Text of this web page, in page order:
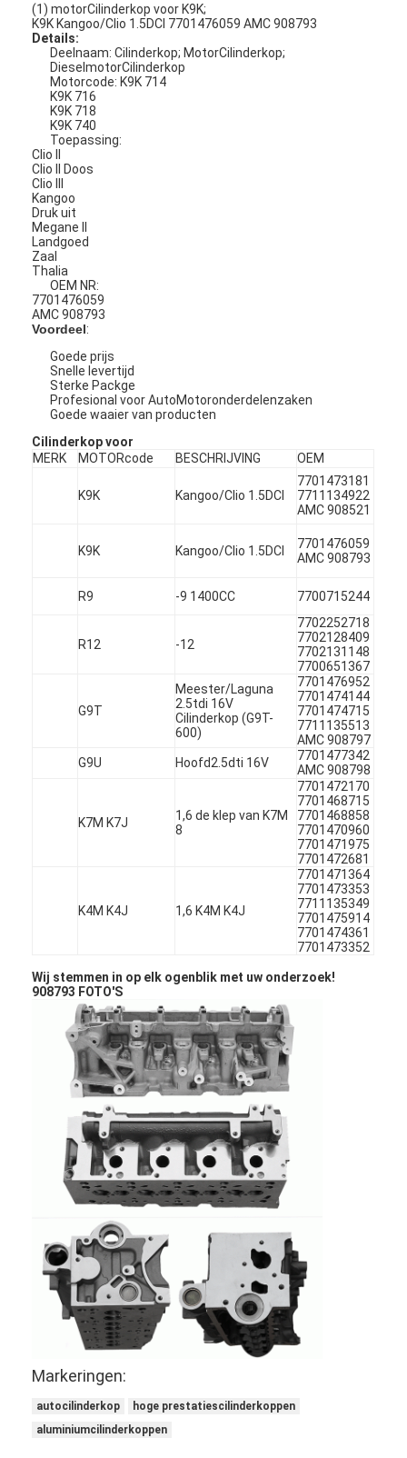
Producten
Video's
Over ons
Fabriekstocht
Kwaliteitscontrole
Neem contact met ons op
Chat Nu
het blok van de motorcilinder
VOLLEDIGE CILINDERKOP
MotorCilinderkop
motortrapas
(1) motorCilinderkop voor K9K;
K9K Kangoo/Clio 1.5DCI 7701476059 AMC 908793
Details:
Deelnaam: Cilinderkop; MotorCilinderkop;
DieselmotorCilinderkop
Motorcode: K9K 714
K9K 716
K9K 718
K9K 740
Toepassing:
Clio II
Clio II Doos
Clio III
Kangoo
Druk uit
Megane II
Landgoed
Zaal
Thalia
OEM NR:
7701476059
AMC 908793
Voordeel:
Goede prijs
Snelle levertijd
Sterke Packge
Profesional voor AutoMotoronderdelenzaken
Goede waaier van producten
Cilinderkop voor
MERK
MOTORcode BESCHRIJVING OEM
K9K Kangoo/Clio 1.5DCI
7701473181
7711134922
AMC 908521
K9K Kangoo/Clio 1.5DCI
7701476059
AMC 908793
R9 -9 1400CC 7700715244
R12 -12
7702252718
7702128409
7702131148
7700651367
G9T
Meester/Laguna
2.5tdi 16V
Cilinderkop (G9T-
600)
7701476952
7701474144
7701474715
7711135513
AMC 908797
G9U
Hoofd2.5dti 16V
7701477342
AMC 908798
K7M K7J
1,6 de klep van K7M
8
7701472170
7701468715
7701468858
7701470960
7701471975
7701472681
K4M K4J 1,6 K4M K4J
7701471364
7701473353
7711135349
7701475914
7701474361
7701473352
Wij stemmen in op elk ogenblik met uw onderzoek!
908793 FOTO'S
Markeringen:
autocilinderkop
hoge prestatiescilinderkoppen
aluminiumcilinderkoppen